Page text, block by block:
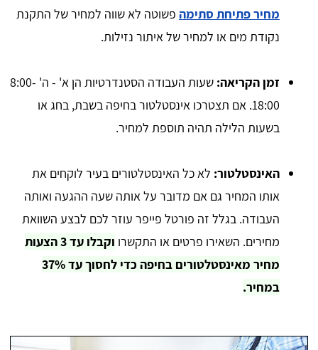
מחיר פתיחת סתימה פשוטה לא שווה למחיר של התקנת
נקודת מים או למחיר של איתור נזילות.
זמן הקריאה:
שעות העבודה הסטנדרטיות הן א' - ה' 8:00-
18:00. אם תצטרכו אינסטלטור בחיפה בשבת, בחג או
בשעות הלילה תהיה תוספת למחיר.
האינסטלטור: לא כל האינסטלטורים בעיר לוקחים את
אותו המחיר גם אם מדובר על אותה שעה ההגעה ואותה
העבודה. בגלל זה פורטל פייפר עוזר לכם לבצע השוואת
מחירים. השאירו פרטים או התקשרו
וקבלו עד 3 הצעות
מחיר מאינסטלטורים בחיפה כדי לחסוך עד 37%
במחיר.